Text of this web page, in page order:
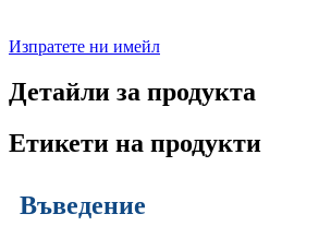
Изпратете ни имейл
Детайли за продукта
Етикети на продукти
Въведение